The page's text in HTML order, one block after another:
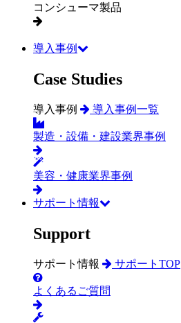
コンシューマ製品
導入事例
Case Studies
導入事例 導入事例一覧
製造・設備・建設業界事例
美容・健康業界事例
サポート情報
Support
サポート情報 サポートTOP
よくあるご質問